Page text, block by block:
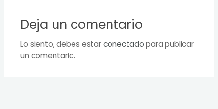
Deja un comentario
Lo siento, debes estarconectado para publicar
un comentario.